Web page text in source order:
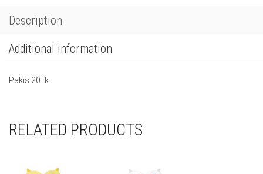
Description
Additional information
Pakis 20 tk.
RELATED PRODUCTS